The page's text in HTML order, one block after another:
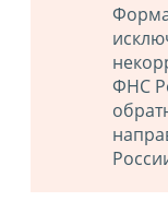
ФНС